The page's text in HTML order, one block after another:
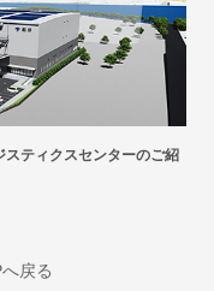
スティクスセンターのご紹
戻る